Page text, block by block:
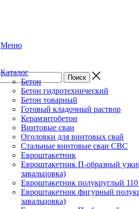
Меню
Каталог
Бетон
Бетон гидротехнический
Бетон товарный
Готовый кладочный раствор
Керамзитобетон
Винтовые сваи
Оголовки для винтовых свай
Стальные винтовые сваи СВС
Евроштакетник
Евроштакетник П-образный
завальцовка)
Евроштакетник полукруглый
Евроштакетник фигурный
завальцовка)